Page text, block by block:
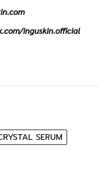
inguskin.official
SERUM